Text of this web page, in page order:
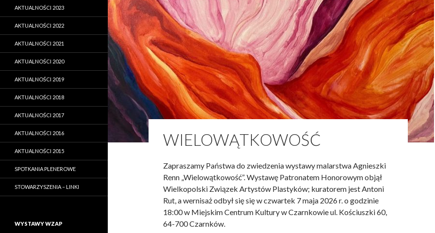
WIELOWĄTKOWOŚĆ
Zapraszamy Państwa do zwiedzenia wystawy malarstwa Agnieszki
Renn „Wielowątkowość”. Wystawę Patronatem Honorowym objął
Wielkopolski Związek Artystów Plastyków; kuratorem jest Antoni
Rut, a wernisaż odbył się się w czwartek 7 maja 2026 r. o godzinie
18:00 w Miejskim Centrum Kultury w Czarnkowie ul. Kościuszki 60,
64-700 Czarnków.
AKTUALNOŚCI 2023
AKTUALNOŚCI 2022
AKTUALNOŚCI 2021
AKTUALNOŚCI 2020
AKTUALNOŚCI 2019
AKTUALNOŚCI 2018
AKTUALNOŚCI 2017
AKTUALNOŚCI 2016
AKTUALNOŚCI 2015
SPOTKANIA PLENEROWE
STOWARZYSZENIA – LINKI
WYSTAWY WZAP